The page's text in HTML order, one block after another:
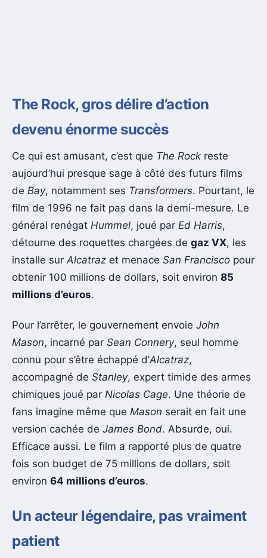
The Rock, gros délire d’action
devenu énorme succès
Ce qui est amusant, c’est que The Rock reste
aujourd’hui presque sage à côté des futurs films
de Bay, notamment ses Transformers. Pourtant, le
film de 1996 ne fait pas dans la demi-mesure. Le
général renégat Hummel, joué par Ed Harris,
détourne des roquettes chargées de gaz VX, les
installe sur Alcatraz et menace San Francisco pour
obtenir 100 millions de dollars, soit environ 85
millions d’euros.
Pour l’arrêter, le gouvernement envoie John
Mason, incarné par Sean Connery, seul homme
connu pour s’être échappé d’Alcatraz,
accompagné de Stanley, expert timide des armes
chimiques joué par Nicolas Cage. Une théorie de
fans imagine même que Mason serait en fait une
version cachée de James Bond. Absurde, oui.
Efficace aussi. Le film a rapporté plus de quatre
fois son budget de 75 millions de dollars, soit
environ 64 millions d’euros.
Un acteur légendaire, pas vraiment
patient